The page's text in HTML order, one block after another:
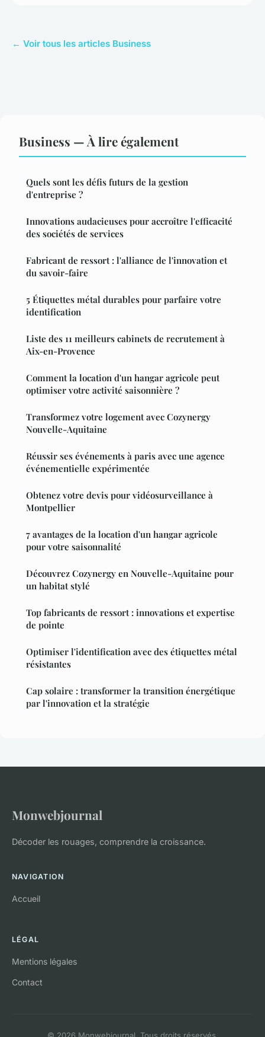
← Voir tous les articles Business
Business — À lire également
Quels sont les défis futurs de la gestion
d'entreprise ?
Innovations audacieuses pour accroître l'efficacité
des sociétés de services
Fabricant de ressort : l'alliance de l'innovation et
du savoir-faire
5 Étiquettes métal durables pour parfaire votre
identification
Liste des 11 meilleurs cabinets de recrutement à
Aix-en-Provence
Comment la location d'un hangar agricole peut
optimiser votre activité saisonnière ?
Transformez votre logement avec Cozynergy
Nouvelle-Aquitaine
Réussir ses événements à paris avec une agence
événementielle expérimentée
Obtenez votre devis pour vidéosurveillance à
Montpellier
7 avantages de la location d'un hangar agricole
pour votre saisonnalité
Découvrez Cozynergy en Nouvelle-Aquitaine pour
un habitat stylé
Top fabricants de ressort : innovations et expertise
de pointe
Optimiser l'identification avec des étiquettes métal
résistantes
Cap solaire : transformer la transition énergétique
par l'innovation et la stratégie
Monwebjournal
Décoder les rouages, comprendre la croissance.
NAVIGATION
Accueil
LÉGAL
Mentions légales
Contact